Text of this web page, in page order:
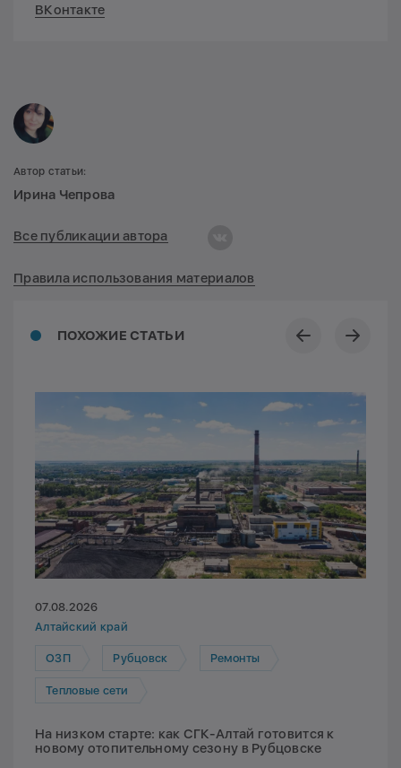
ВКонтакте
ПОХОЖИЕ СТАТЬИ
07.08.2026
Алтайский край
ОЗП Рубцовск Ремонты
Тепловые сети
На низком старте: как СГК-Алтай готовится к
новому отопительному сезону в Рубцовске
Автор статьи:
Ирина Чепрова
Все публикации автора
Правила использования материалов